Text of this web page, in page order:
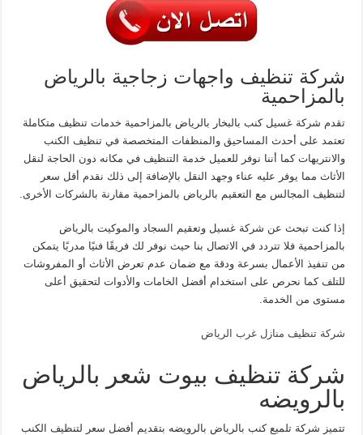
شركة تنظيف واجهات زجاجية بالرياض
بالمزاحمية
تقدم شركة غسيل كنب بالبخار بالرياض بالمزاحمية خدمات تنظيف متكاملة
تعتمد على أحدث المساحيق والمنظفات المتخصصة في تنظيف الكنب
والانتريهات كما أننا نوفر للعميل خدمة التنظيف في مكانه دون الحاجة لنقل
الأثاث مما يوفر عليه عناء وجهد النقل بالإضافة إلى ذلك نقدم أقل سعر
لتنظيف المجالس مع التعقيم بالرياض بالمزاحمية مقارنة بالشركات الأخرى.
إذا كنت تبحث عن شركة غسيل وتعقيم السجاد والموكيت بالرياض
بالمزاحمية فلا تتردد في الاتصال بنا حيث نوفر لك فريقًا فنيًا مدربًا يتمكن
من تنفيذ الأعمال بسرعة ودقة مع ضمان عدم تعرض الأثاث أو المفروشات
للتلف كما نحرص على استخدام أفضل الخامات والأدوات لتحقيق أعلى
مستوى من الخدمة.
شركة تنظيف منازل غرب الرياض
شركة تنظيف بيوت شعر بالرياض
بالرويضه
تتميز شركة تلميع كنب بالرياض بالرويضه بتقديم أفضل سعر لتنظيف الكنب